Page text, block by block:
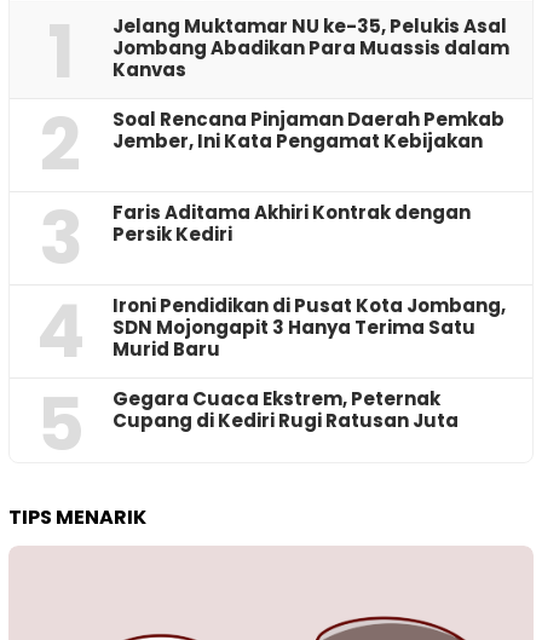
1
Jelang Muktamar NU ke-35, Pelukis Asal
Jombang Abadikan Para Muassis dalam
Kanvas
2
‎Soal Rencana Pinjaman Daerah Pemkab
Jember, Ini Kata Pengamat Kebijakan ‎
3
Faris Aditama Akhiri Kontrak dengan
Persik Kediri
4
Ironi Pendidikan di Pusat Kota Jombang,
SDN Mojongapit 3 Hanya Terima Satu
Murid Baru
5
‎Gegara Cuaca Ekstrem, Peternak
Cupang di Kediri Rugi Ratusan Juta
TIPS MENARIK